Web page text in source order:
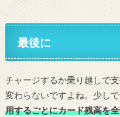
最後に
チャージするか乗り越しで
変わらないですよね。少し
用するごとにカード残高を